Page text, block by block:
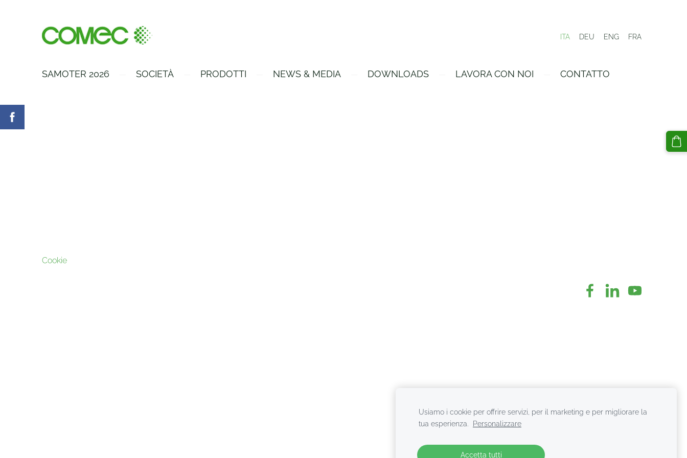
SAMOTER 2026 SOCIETÀ PRODOTTI NEWS & MEDIA DOWNLOADS LAVORA CON NOI CONTATTO
ITA DEU ENG FRA
Cookie
Usiamo i cookie per offrire servizi, per il marketing e per migliorare la
tua esperienza.
Personalizzare
Accetta tutti